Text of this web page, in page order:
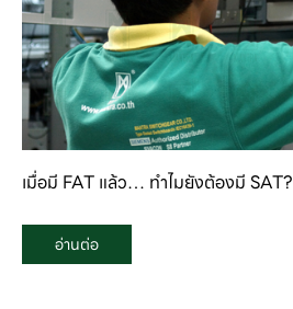
เมื่อมี FAT แล้ว… ทำไมยังต้องมี SAT?
อ่านต่อ